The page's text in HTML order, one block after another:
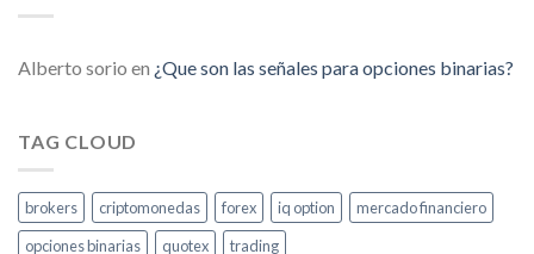
Alberto sorio en ¿Que son las señales para opciones binarias?
TAG CLOUD
brokers criptomonedas forex iq option
mercado financiero
opciones binarias
quotex trading